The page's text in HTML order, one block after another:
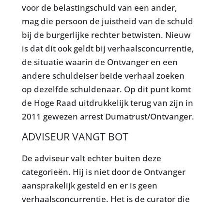
voor de belastingschuld van een ander,
mag die persoon de juistheid van de schuld
bij de burgerlijke rechter betwisten. Nieuw
is dat dit ook geldt bij verhaalsconcurrentie,
de situatie waarin de Ontvanger en een
andere schuldeiser beide verhaal zoeken
op dezelfde schuldenaar. Op dit punt komt
de Hoge Raad uitdrukkelijk terug van zijn in
2011 gewezen arrest Dumatrust/Ontvanger.
ADVISEUR VANGT BOT
De adviseur valt echter buiten deze
categorieën. Hij is niet door de Ontvanger
aansprakelijk gesteld en er is geen
verhaalsconcurrentie. Het is de curator die